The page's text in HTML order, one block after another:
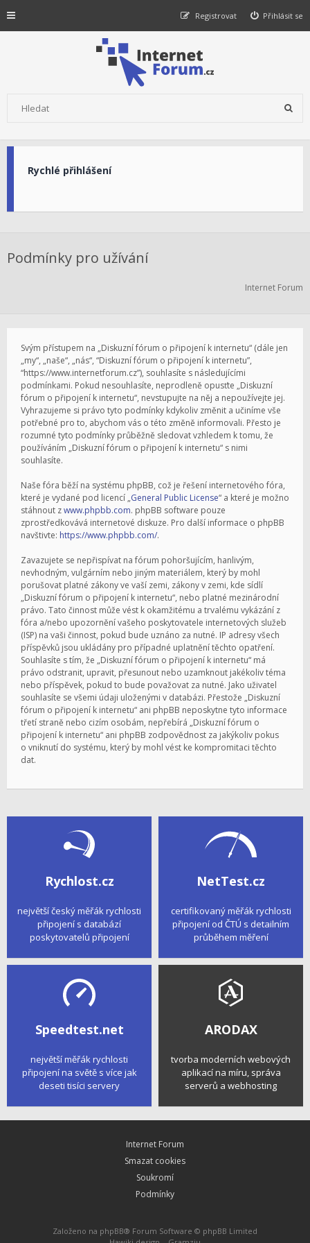
Přihlásit se
Registrovat
Rychlé přihlášení
Podmínky pro užívání
Internet Forum
Svým přístupem na „Diskuzní fórum o připojení k internetu“ (dále jen
„my“, „naše“, „nás“, “Diskuzní fórum o připojení k internetu”,
“https://www.internetforum.cz”), souhlasíte s následujícími
podmínkami. Pokud nesouhlasíte, neprodleně opusťte „Diskuzní
fórum o připojení k internetu“, nevstupujte na něj a nepoužívejte jej.
Vyhrazujeme si právo tyto podmínky kdykoliv změnit a učiníme vše
potřebné pro to, abychom vás o této změně informovali. Přesto je
rozumné tyto podmínky průběžně sledovat vzhledem k tomu, že
používáním „Diskuzní fórum o připojení k internetu“ s nimi
souhlasíte.
Naše fóra běží na systému phpBB, což je řešení internetového fóra,
které je vydané pod licencí „General Public License“ a které je možno
stáhnout zwww.phpbb.com. phpBB software pouze
zprostředkovává internetové diskuze. Pro další informace o phpBB
navštivte: https://www.phpbb.com/.
Zavazujete se nepřispívat na fórum pohoršujícím, hanlivým,
nevhodným, vulgárním nebo jiným materiálem, který by mohl
porušovat platné zákony ve vaší zemi, zákony v zemi, kde sídlí
„Diskuzní fórum o připojení k internetu“, nebo platné mezinárodní
právo. Tato činnost může vést k okamžitému a trvalému vykázání z
fóra a/nebo upozornění vašeho poskytovatele internetových služeb
(ISP) na vaši činnost, pokud bude uznáno za nutné. IP adresy všech
příspěvků jsou ukládány pro případné uplatnění těchto opatření.
Souhlasíte s tím, že „Diskuzní fórum o připojení k internetu“ má
právo odstranit, upravit, přesunout nebo uzamknout jakékoliv téma
nebo příspěvek, pokud to bude považovat za nutné. Jako uživatel
souhlasíte se všemi údaji uloženými v databázi. Přestože „Diskuzní
fórum o připojení k internetu“ ani phpBB neposkytne tyto informace
třetí straně nebo cizím osobám, nepřebírá „Diskuzní fórum o
připojení k internetu“ ani phpBB zodpovědnost za jakýkoliv pokus
o vniknutí do systému, který by mohl vést ke kompromitaci těchto
dat.
Rychlost.cz
největší český měřák rychlosti
připojení s databází
poskytovatelů připojení
NetTest.cz
certifikovaný měřák rychlosti
připojení od ČTÚ s detailním
průběhem měření
Speedtest.net
největší měřák rychlosti
připojení na světě s více jak
deseti tisíci servery
ARODAX
tvorba moderních webových
aplikací na míru, správa
serverů a webhosting
Internet Forum
Smazat cookies
Soukromí
Podmínky
Založeno na phpBB® Forum Software © phpBB Limited